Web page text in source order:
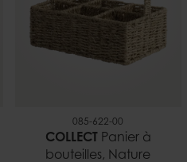
085-622-00
COLLECT Panier à
bouteilles, Nature